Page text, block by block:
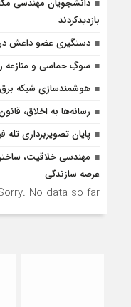
بازديدكردند
دستگیری عضو داعش در
سوگِ حماسی و منازعه
هوشمندسازی شبکه
رسانه‌ها به اخلاق،
پایان تصویربرداری تله
مهندسی خلاقیت،
عرصه سازندگی
No data so far.